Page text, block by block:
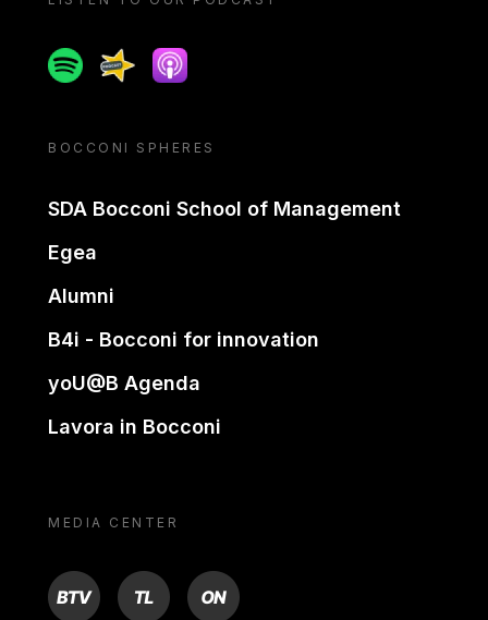
SpotifySpreakerApple podcast
BOCCONI SPHERES
SDA Bocconi School of Management
Egea
Alumni
B4i - Bocconi for innovation
yoU@B Agenda
Lavora in Bocconi
MEDIA CENTER
BTV TL ON